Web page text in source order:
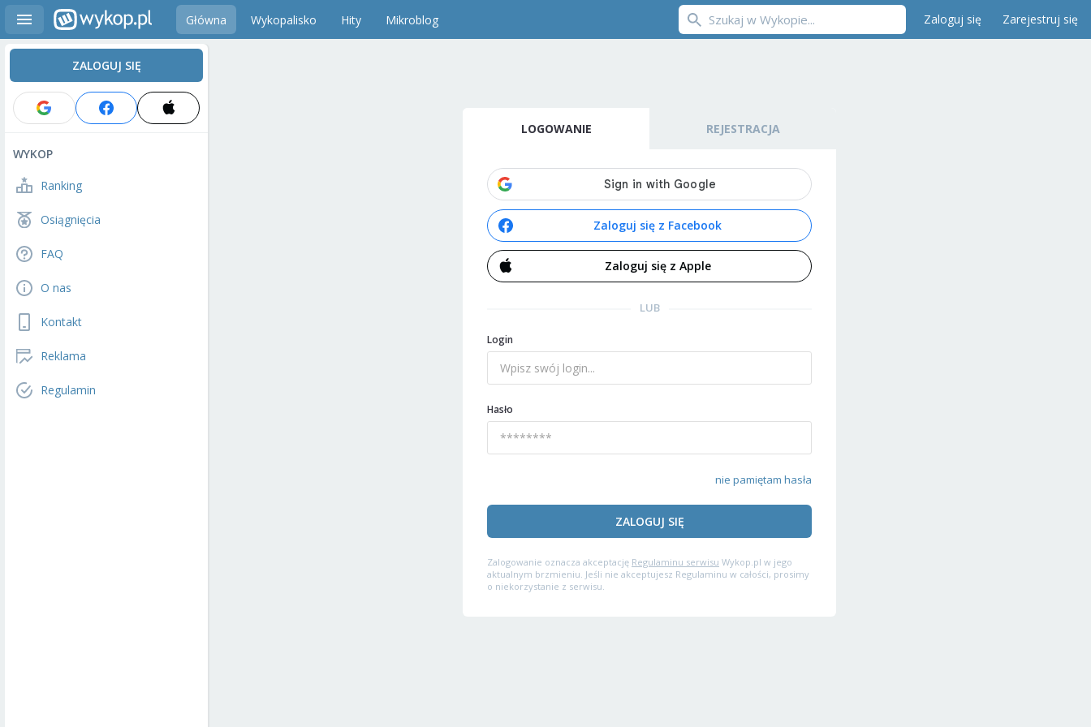
Główna Wykopalisko Hity Mikroblog Zaloguj się Zarejestruj się
ZALOGUJ SIĘ
WYKOP
Ranking
Osiągnięcia
FAQ
O nas
Kontakt
Reklama
Regulamin
LOGOWANIE REJESTRACJA
Zaloguj się z Facebook
Zaloguj się z Apple
LUB
Login
Hasło
nie pamiętam hasła
ZALOGUJ SIĘ
Zalogowanie oznacza akceptację Regulaminu serwisu Wykop.pl w jego
aktualnym brzmieniu. Jeśli nie akceptujesz Regulaminu w całości, prosimy
o niekorzystanie z serwisu.